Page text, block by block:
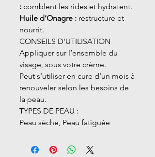
: comblent les rides et hydratent.
Huile d’Onagre : restructure et
nourrit.
CONSEILS D'UTILISATION
Appliquer sur l’ensemble du
visage, sous votre crème.
Peut s’utiliser en cure d’un mois à
renouveler selon les besoins de
la peau.
TYPES DE PEAU :
Peau sèche, Peau fatiguée